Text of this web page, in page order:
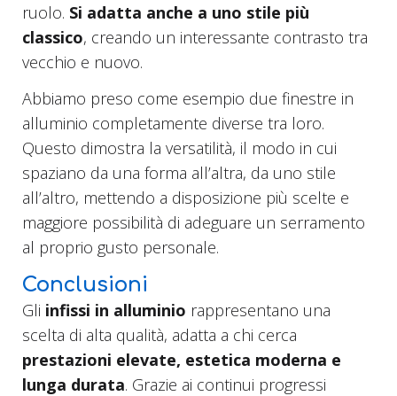
ruolo. Si adatta anche a uno stile più
classico, creando un interessante contrasto tra
vecchio e nuovo.
Abbiamo preso come esempio due finestre in
alluminio completamente diverse tra loro.
Questo dimostra la versatilità, il modo in cui
spaziano da una forma all’altra, da uno stile
all’altro, mettendo a disposizione più scelte e
maggiore possibilità di adeguare un serramento
al proprio gusto personale.
Conclusioni
Gli infissi in alluminio rappresentano una
scelta di alta qualità, adatta a chi cerca
prestazioni elevate, estetica moderna e
lunga durata. Grazie ai continui progressi